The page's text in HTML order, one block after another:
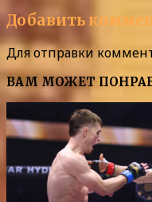
Добавить
Для отправки
ВАМ МОЖЕТ